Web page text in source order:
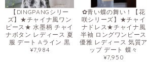
【DINGPANGシリー
ズ】★チャイナ風ワン
ピース★ 水墨柄 チャイ
ナボタン レディース 夏
服 デート Aライン 黒
¥7,984
✿青い蝶の舞い！【花
咲シリーズ】★チャイ
ナドレス★チャイナ風
半袖 ロングワンピース
優雅 レディース 気質ア
ップ デート 蝶々
¥7,950